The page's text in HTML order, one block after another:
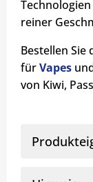
reiner
Bestellen Sie
fürVapes
von Kiwi,